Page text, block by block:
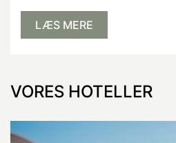
LÆS MERE
VORES HOTELLER